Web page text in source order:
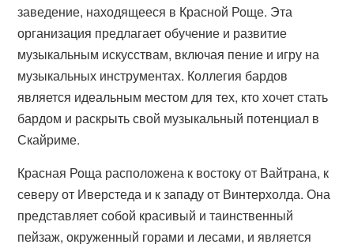
заведение, находящееся в Красной Роще. Эта
организация предлагает обучение и развитие
музыкальным искусствам, включая пение и игру на
музыкальных инструментах. Коллегия бардов
является идеальным местом для тех, кто хочет стать
бардом и раскрыть свой музыкальный потенциал в
Скайриме.
Красная Роща расположена к востоку от Вайтрана, к
северу от Иверстеда и к западу от Винтерхолда. Она
представляет собой красивый и таинственный
пейзаж, окруженный горами и лесами, и является